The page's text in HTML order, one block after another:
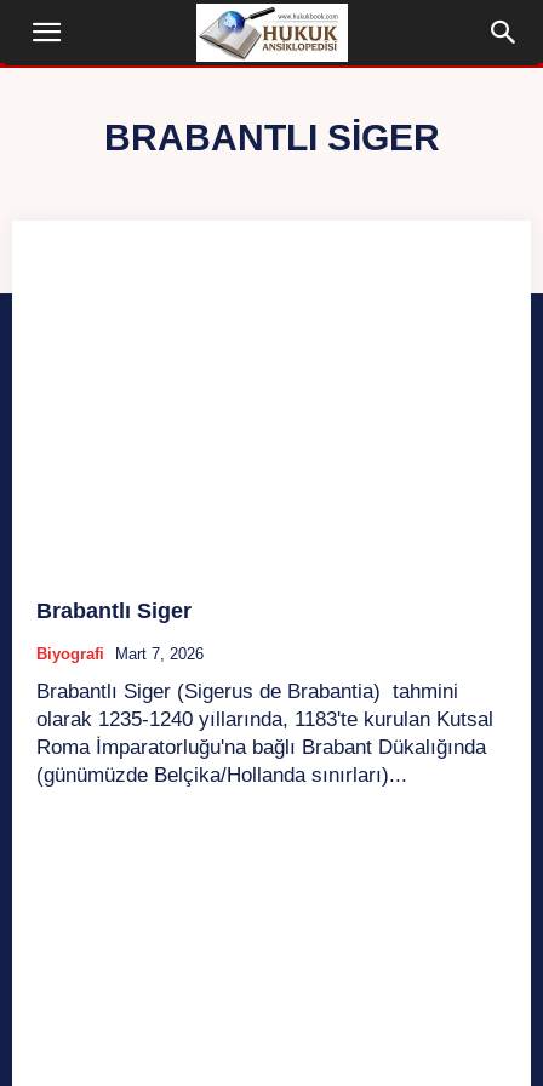
BRABANTLI SIGER
Brabantlı Siger
Biyografi Mart 7, 2026
Brabantlı Siger (Sigerus de Brabantia) tahmini
olarak 1235-1240 yıllarında, 1183'te kurulan Kutsal
Roma İmparatorluğu'na bağlı Brabant Dükalığında
(günümüzde Belçika/Hollanda sınırları)...